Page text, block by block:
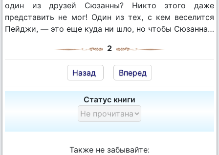
один из друзей Сюзанны? Никто этого даже
представить не мог! Один из тех, с кем веселится
Пейджи, — это еще куда ни шло, но чтобы Сюзанна…
2
Назад Вперед
Статус книги
Также не забывайте: